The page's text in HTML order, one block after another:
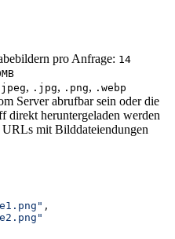
pro Anfrage: 14
, .jpg, .png, .webp
Server abrufbar sein oder die
heruntergeladen werden
URLs mit Bilddateiendungen
,